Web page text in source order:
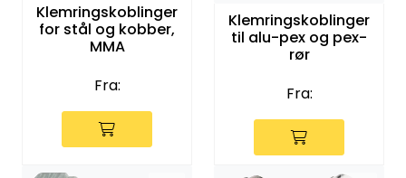
Klemringskoblinger
for stål og kobber,
MMA
Fra:
Klemringskoblinger
til alu-pex og pex-
rør
Fra: